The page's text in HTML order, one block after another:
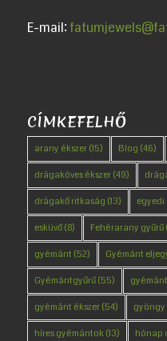
E-mail:
CÍMKEFELHŐ
arany ékszer(15) Blog (46)
drágaköves ékszer(49)
drágakő ritkaság (13) egyedi
esküvő(8) Fehérarany gyűrű
gyémánt (52) Gyémánt
Gyémántgyűrű(55)
gyémánt ékszer(54) gyöngy
híres gyémántok(13) hónap